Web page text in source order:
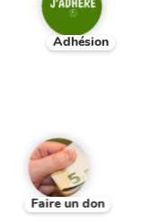
Adhésion
Faire un don